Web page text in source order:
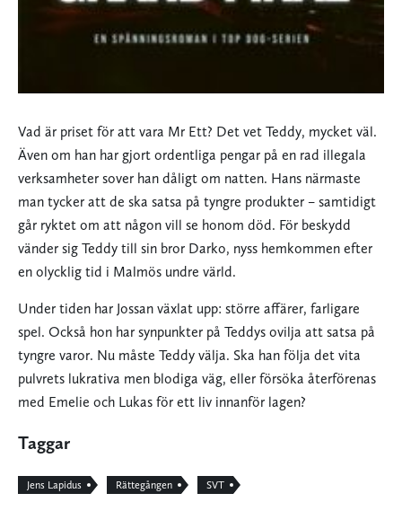
Vad är priset för att vara Mr Ett? Det vet Teddy, mycket väl.
Även om han har gjort ordentliga pengar på en rad illegala
verksamheter sover han dåligt om natten. Hans närmaste
man tycker att de ska satsa på tyngre produkter – samtidigt
går ryktet om att någon vill se honom död. För beskydd
vänder sig Teddy till sin bror Darko, nyss hemkommen efter
en olycklig tid i Malmös undre värld.
Under tiden har Jossan växlat upp: större affärer, farligare
spel. Också hon har synpunkter på Teddys ovilja att satsa på
tyngre varor. Nu måste Teddy välja. Ska han följa det vita
pulvrets lukrativa men blodiga väg, eller försöka återförenas
med Emelie och Lukas för ett liv innanför lagen?
Taggar
Jens Lapidus Rättegången SVT